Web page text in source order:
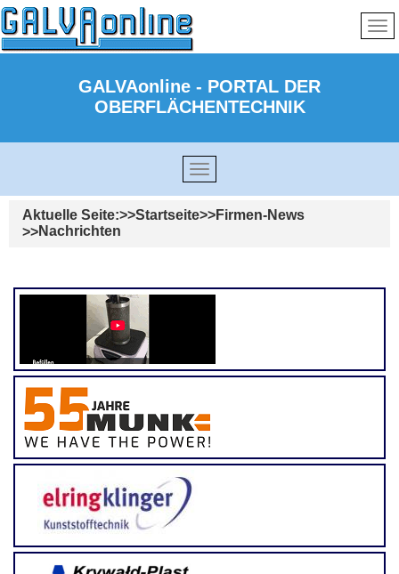
GALVAonline - PORTAL DER
OBERFLÄCHENTECHNIK
Aktuelle Seite: Startseite
Firmen-News
Nachrichten